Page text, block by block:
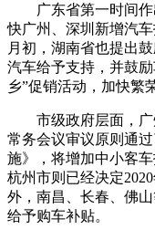
广东省第一时间
快广州、深圳新增汽
月初，湖南省也提出
汽车给予支持，并鼓
乡”促销活动，加快繁
市级政府层面，
常务会议审议原则通
施》，将增加中小客
杭州市则已经决定
外，南昌、长春、佛
给予购车补贴。